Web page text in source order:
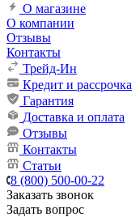
О магазине
О компании
Отзывы
Контакты
Трейд-Ин
Кредит и рассрочка
Гарантия
Доставка и оплата
Отзывы
Контакты
Статьи
8 (800) 500-00-22
Заказать звонок
Задать вопрос